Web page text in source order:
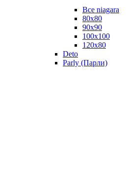
Все niagara
80x80
90x90
100x100
120x80
Deto
Parly (Парли)